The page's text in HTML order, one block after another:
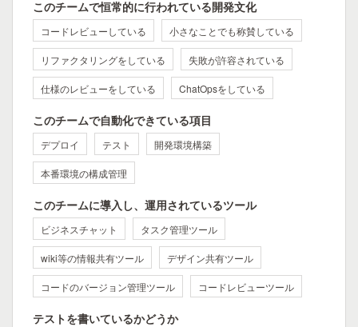
このチームで恒常的に行われている開発文化
コードレビューしている 小さなことでも称賛している
リファクタリングをしている 失敗が許容されている
仕様のレビューをしている ChatOpsをしている
このチームで自動化できている項目
デプロイ テスト 開発環境構築
本番環境の構成管理
このチームに導入し、運用されているツール
ビジネスチャット タスク管理ツール
wiki等の情報共有ツール デザイン共有ツール
コードのバージョン管理ツール コードレビューツール
テストを書いているかどうか